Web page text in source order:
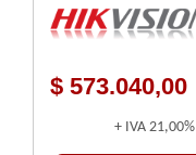
$ 573.040,00
+ IVA 21,00%